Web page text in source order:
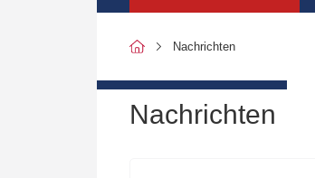
SPNV-Marktdaten
Nachrichten
Nachrichten